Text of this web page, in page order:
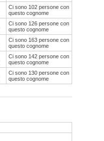
Ci sono 102 persone con
questo cognome
Ci sono 126 persone con
questo cognome
Ci sono 163 persone con
questo cognome
Ci sono 142 persone con
questo cognome
Ci sono 130 persone con
questo cognome